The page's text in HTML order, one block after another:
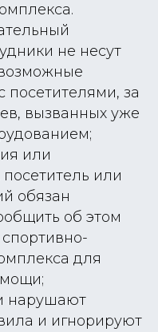
не несут
посетителями, за
вызванных уже
или
посетитель или
обязан
об этом
для
нарушают
и игнорируют